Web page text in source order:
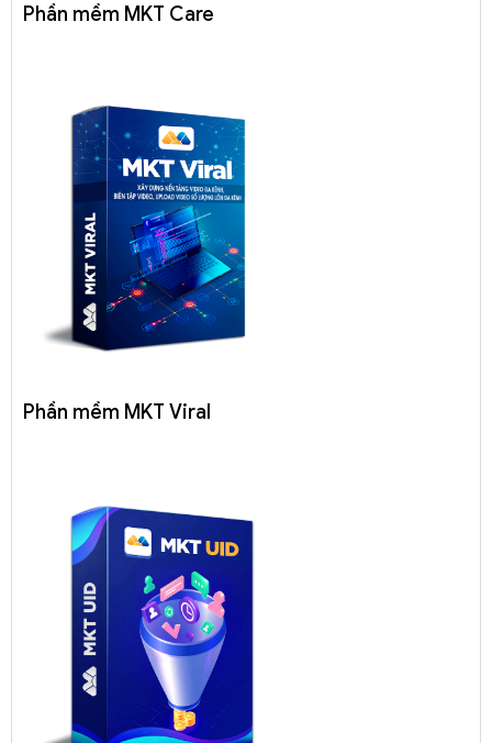
Phần mềm MKT Care
Phần mềm MKT Viral